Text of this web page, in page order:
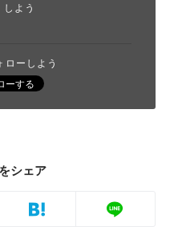
よう
ーしよう
シェア